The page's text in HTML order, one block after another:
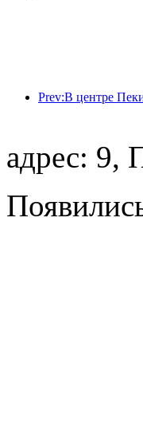
адрес: 9,